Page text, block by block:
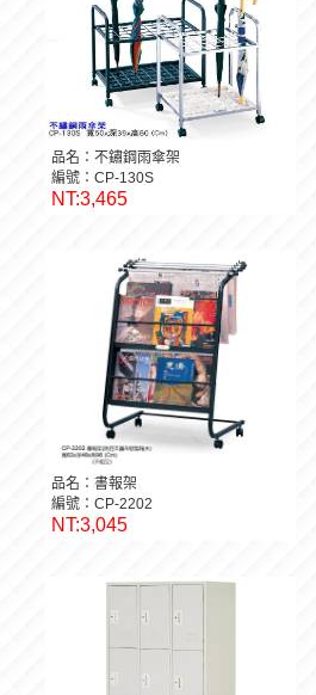
品名：不鏽鋼雨傘架
編號：CP-130S
NT:3,465
品名：書報架
編號：CP-2202
NT:3,045